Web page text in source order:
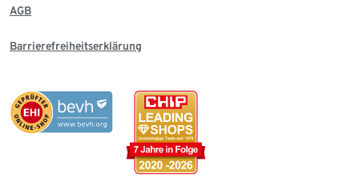
AGB
Barrierefreiheitserklärung